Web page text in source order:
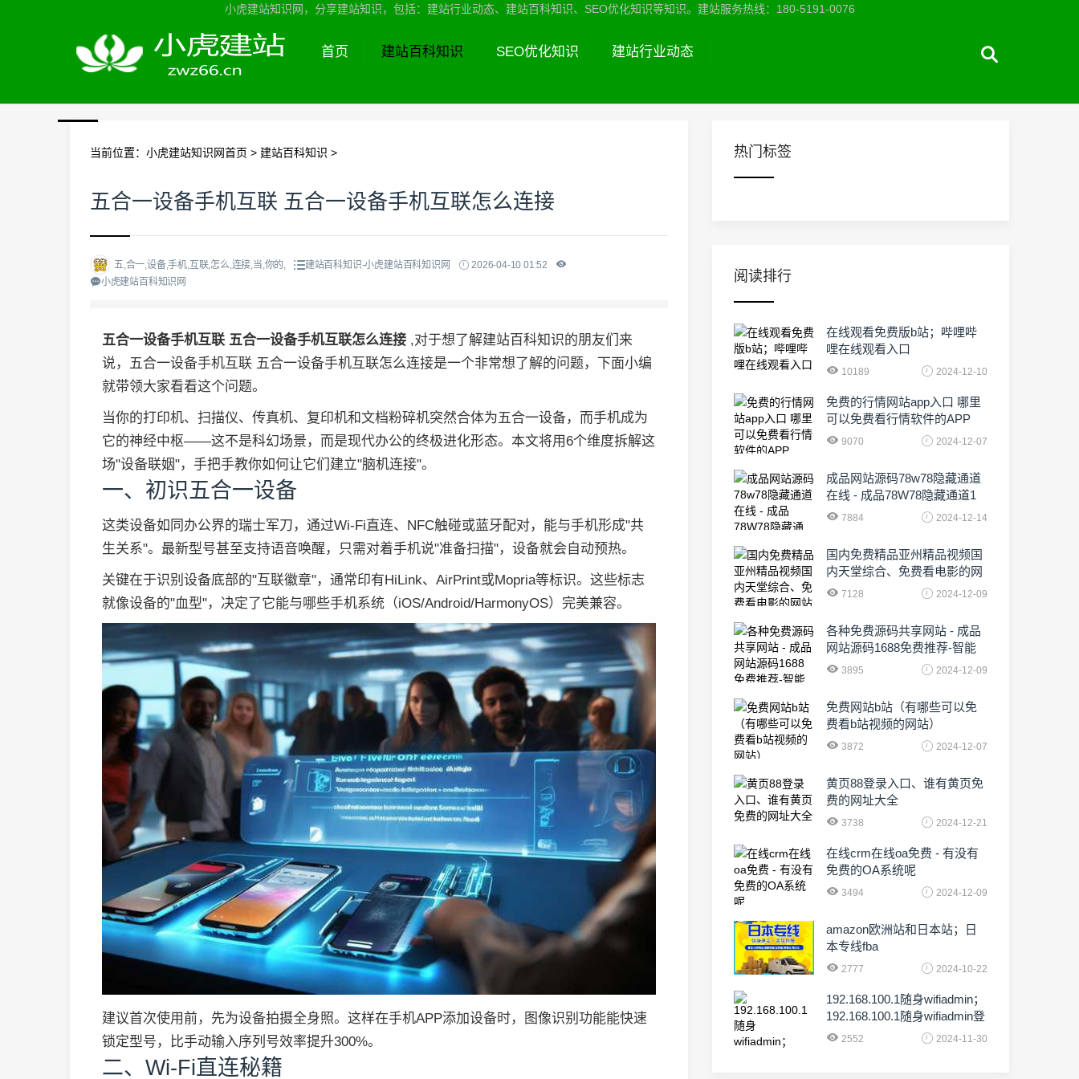
小虎建站知识网，分享建站知识，包括：建站行业动态、建站百科知识、SEO优化知识等知识。建站服务热线：180-5191-0076
首页 建站百科知识 SEO优化知识 建站行业动态
当前位置： 小虎建站知识网首页 > 建站百科知识 >
五合一设备手机互联 五合一设备手机互联怎么连接
五,合一,设备,手机,互联,怎么,连接,当,你的, 建站百科知识-小虎建站百科知识网
2026-04-10 01:52
小虎建站百科知识网
五合一设备手机互联 五合一设备手机互联怎么连接 ,对于想了解建站百科知识的朋友们来
说，五合一设备手机互联 五合一设备手机互联怎么连接是一个非常想了解的问题，下面小编
就带领大家看看这个问题。
当你的打印机、扫描仪、传真机、复印机和文档粉碎机突然合体为五合一设备，而手机成为
它的神经中枢——这不是科幻场景，而是现代办公的终极进化形态。本文将用6个维度拆解这
场"设备联姻"，手把手教你如何让它们建立"脑机连接"。
一、初识五合一设备
这类设备如同办公界的瑞士军刀，通过Wi-Fi直连、NFC触碰或蓝牙配对，能与手机形成"共
生关系"。最新型号甚至支持语音唤醒，只需对着手机说"准备扫描"，设备就会自动预热。
关键在于识别设备底部的"互联徽章"，通常印有HiLink、AirPrint或Mopria等标识。这些标志
就像设备的"血型"，决定了它能与哪些手机系统（iOS/Android/HarmonyOS）完美兼容。
建议首次使用前，先为设备拍摄全身照。这样在手机APP添加设备时，图像识别功能能快速
锁定型号，比手动输入序列号效率提升300%。
二、Wi-Fi直连秘籍
热门标签
阅读排行
在线观看免费版b站；哔哩哔
哩在线观看入口
10189 2024-12-10
免费的行情网站app入口 哪里
可以免费看行情软件的APP
9070 2024-12-07
成品网站源码78w78隐藏通道
在线 - 成品78W78隐藏通道1
农业数字化,为乡村振兴注入新
7884 2024-12-14
国内免费精品亚州精品视频国
内天堂综合、免费看电影的网
站有哪些啊
7128 2024-12-09
各种免费源码共享网站 - 成品
网站源码1688免费推荐-智能
化时代的挑战与机遇!
3895 2024-12-09
免费网站b站（有哪些可以免
费看b站视频的网站）
3872 2024-12-07
黄页88登录入口、谁有黄页免
费的网址大全
3738 2024-12-21
在线crm在线oa免费 - 有没有
免费的OA系统呢
3494 2024-12-09
amazon欧洲站和日本站；日
本专线fba
2777 2024-10-22
192.168.100.1随身wifiadmin；
192.168.100.1随身wifiadmin登
录器2552 2024-11-30